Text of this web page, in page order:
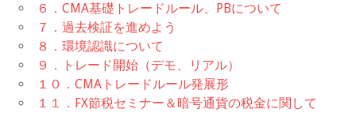
６．CMA基礎トレードルール、PBについて
７．過去検証を進めよう
８．環境認識について
９．トレード開始（デモ、リアル）
１０．CMAトレードルール発展形
１１．FX節税セミナー＆暗号通貨の税金に関して